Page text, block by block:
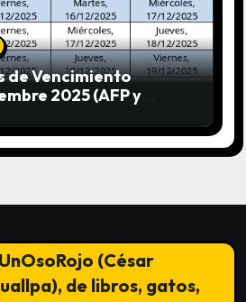
de Vencimiento
2025 (AFP y
(César
de libros, gatos,